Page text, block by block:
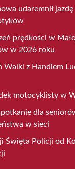
udaremnił
prędkości w
w 2026 roku
Walki z Handlem
motocyklisty w
dla
w sieci
Święta Policji od